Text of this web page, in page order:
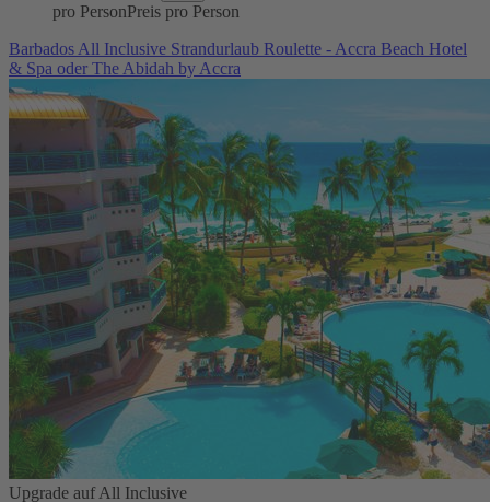
pro PersonPreis pro Person
Barbados All Inclusive Strandurlaub Roulette - Accra Beach Hotel
& Spa oder The Abidah by Accra
Upgrade auf All Inclusive